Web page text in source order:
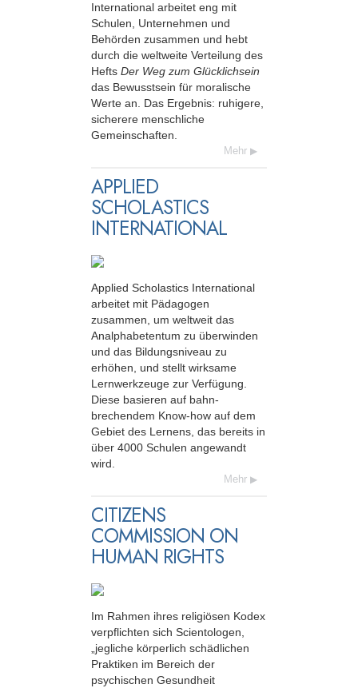
International arbeitet eng mit
Schulen, Unternehmen und
Behörden zusammen und hebt
durch die weltweite Verteilung des
Hefts Der Weg zum Glücklichsein
das Bewusstsein für moralische
Werte an. Das Ergebnis: ruhigere,
sicherere menschliche
Gemeinschaften.
Mehr
APPLIED
SCHOLASTICS
INTERNATIONAL
Applied Scholastics International
arbeitet mit Pädagogen
zusammen, um weltweit das
Analphabetentum zu überwinden
und das Bildungs­niveau zu
erhöhen, und stellt wirksame
Lernwerkzeuge zur Verfügung.
Diese basieren auf bahn­
brechendem Know-how auf dem
Gebiet des Lernens, das bereits in
über 4000 Schulen angewandt
wird.
Mehr
CITIZENS
COMMISSION ON
HUMAN RIGHTS
Im Rahmen ihres religiösen Kodex
verpflichten sich Scientologen,
„jegliche körperlich schädlichen
Praktiken im Bereich der
psychischen Gesundheit